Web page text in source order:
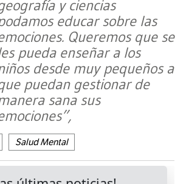
y ciencias
educar sobre las
Queremos que se
pueda enseñar a los
desde muy pequeños a
puedan gestionar de
sana sus
Salud Mental